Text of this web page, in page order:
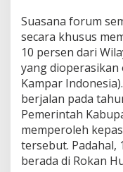
Suasana forum
secara khusus
10 persen dari
yang dioperasikan
Kampar
berjalan pada
Pemerintah
memperoleh
tersebut. Padahal,
berada di Rokan